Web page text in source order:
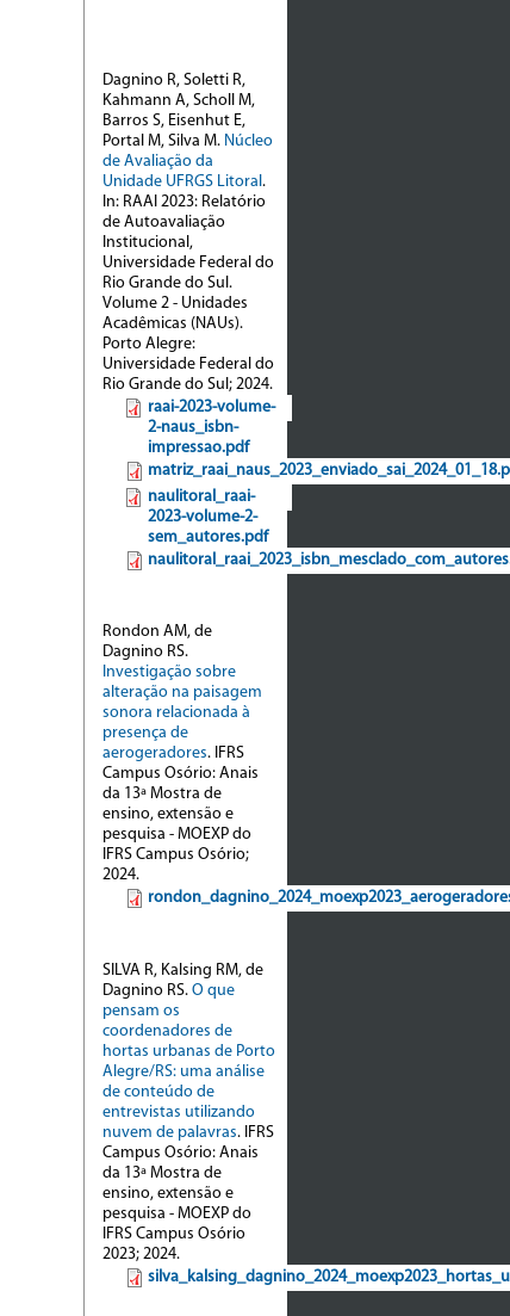
Dagnino R, Soletti R,
Kahmann A, Scholl M,
Barros S, Eisenhut E,
Portal M, Silva M. Núcleo
de Avaliação da
Unidade UFRGS Litoral.
In: RAAI 2023: Relatório
de Autoavaliação
Institucional,
Universidade Federal do
Rio Grande do Sul.
Volume 2 - Unidades
Acadêmicas (NAUs).
Porto Alegre:
Universidade Federal do
Rio Grande do Sul; 2024.
raai-2023-volume-
2-naus_isbn-
impressao.pdf
naulitoral_raai-
2023-volume-2-
sem_autores.pdf
Rondon AM, de
Dagnino RS.
Investigação sobre
alteração na paisagem
sonora relacionada à
presença de
aerogeradores. IFRS
Campus Osório: Anais
da 13ª Mostra de
ensino, extensão e
pesquisa - MOEXP do
IFRS Campus Osório;
2024.
SILVA R, Kalsing RM, de
Dagnino RS. O que
pensam os
coordenadores de
hortas urbanas de Porto
Alegre/RS: uma análise
de conteúdo de
entrevistas utilizando
nuvem de palavras. IFRS
Campus Osório: Anais
da 13ª Mostra de
ensino, extensão e
pesquisa - MOEXP do
IFRS Campus Osório
2023; 2024.